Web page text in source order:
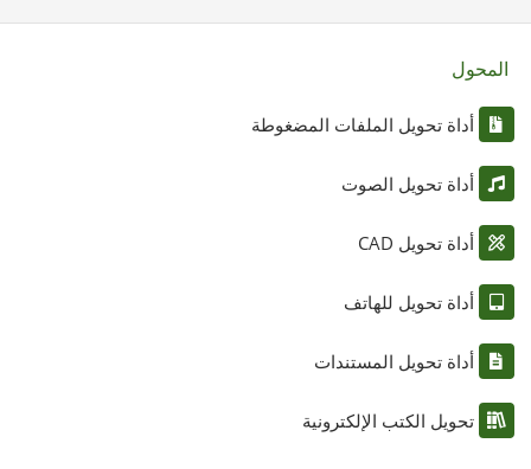
المحول
أداة تحويل الملفات المضغوطة
أداة تحويل الصوت
أداة تحويل CAD
أداة تحويل للهاتف
أداة تحويل المستندات
تحويل الكتب الإلكترونية